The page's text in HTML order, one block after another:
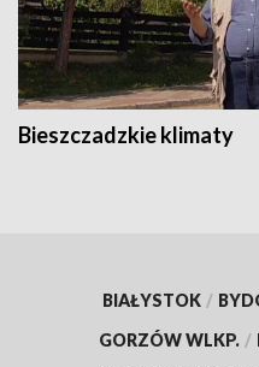
Bieszczadzkie klimaty
BIAŁYSTOK /
GORZÓW WLKP. /